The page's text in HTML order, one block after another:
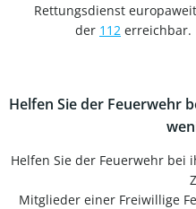
Rettungsdienst
der 112 erreichbar.
Helfen Sie der Feuerwehr
Helfen Sie der Feuerwehr bei
Mitglieder einer Freiwillige